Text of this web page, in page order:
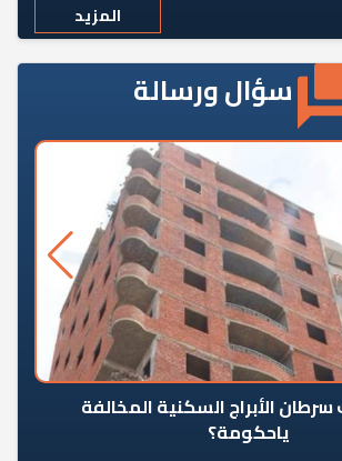
المزيد
سؤال ورسالة
الأبراج السكنية المخالفة
ياحكومة؟